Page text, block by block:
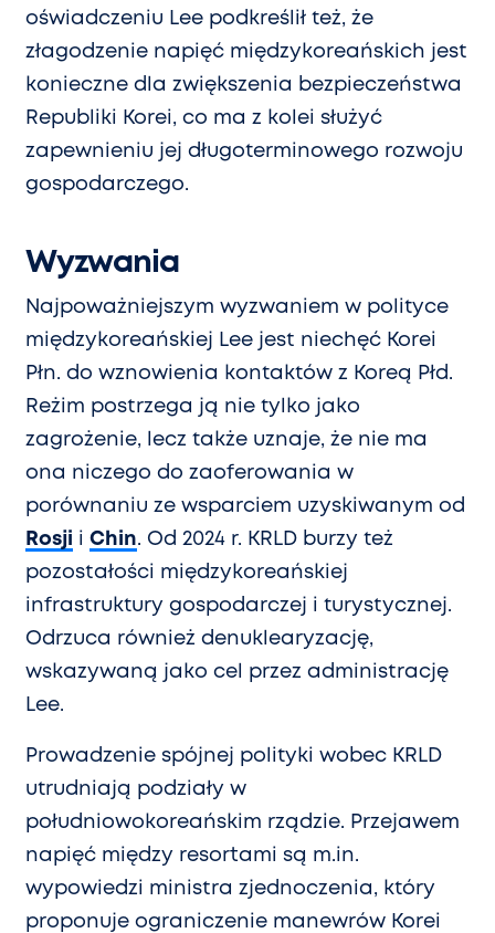
oświadczeniu Lee podkreślił też, że
złagodzenie napięć międzykoreańskich jest
konieczne dla zwiększenia bezpieczeństwa
Republiki Korei, co ma z kolei służyć
zapewnieniu jej długoterminowego rozwoju
gospodarczego.
Wyzwania
Najpoważniejszym wyzwaniem w polityce
międzykoreańskiej Lee jest niechęć Korei
Płn. do wznowienia kontaktów z Koreą Płd.
Reżim postrzega ją nie tylko jako
zagrożenie, lecz także uznaje, że nie ma
ona niczego do zaoferowania w
porównaniu ze wsparciem uzyskiwanym od
Rosji i Chin. Od 2024 r. KRLD burzy też
pozostałości międzykoreańskiej
infrastruktury gospodarczej i turystycznej.
Odrzuca również denuklearyzację,
wskazywaną jako cel przez administrację
Lee.
Prowadzenie spójnej polityki wobec KRLD
utrudniają podziały w
południowokoreańskim rządzie. Przejawem
napięć między resortami są m.in.
wypowiedzi ministra zjednoczenia, który
proponuje ograniczenie manewrów Korei